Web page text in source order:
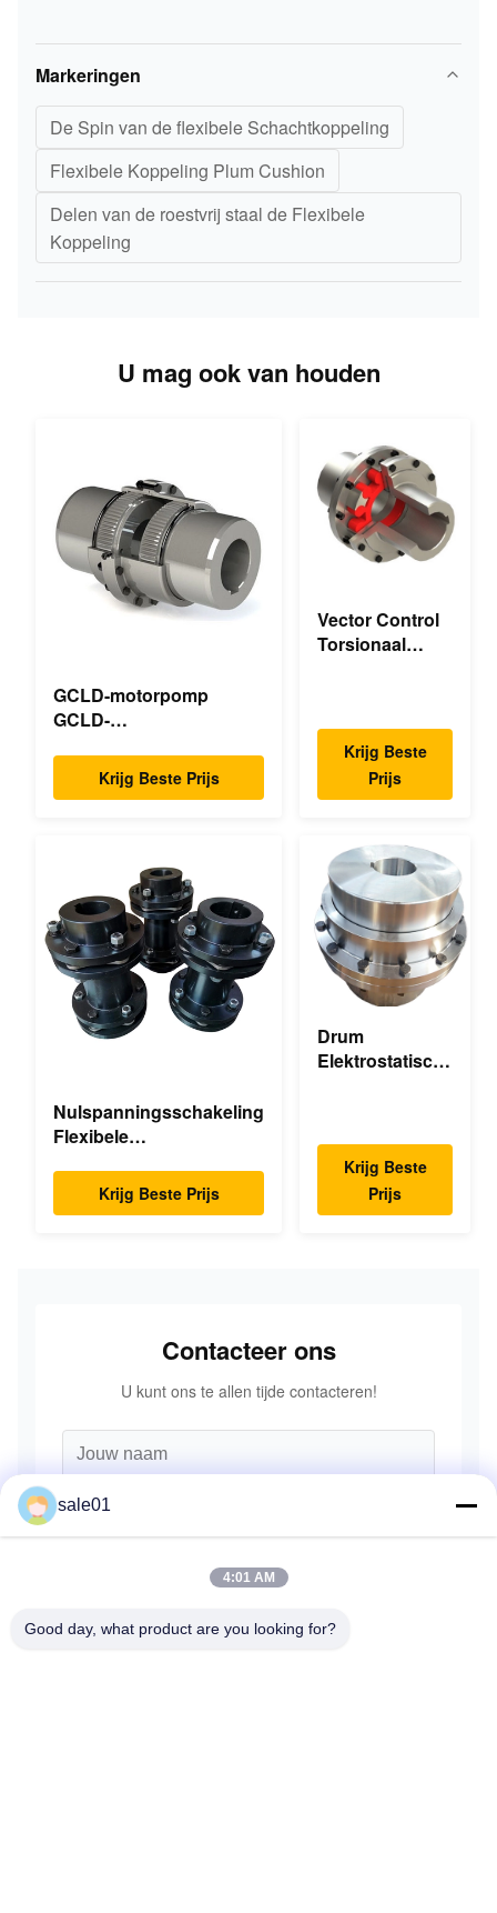
Markeringen
De Spin van de flexibele Schachtkoppeling
Flexibele Koppeling Plum Cushion
Delen van de roestvrij staal de Flexibele
Koppeling
U mag ook van houden
GCLD-motorpomp
GCLD-
op maat 45 2°C
Compacte voetafdruk
Krijg Beste Prijs
Vector Control
Torsionaal
Flexibel
Mechanisch
Krijg Beste
Prijs
Nulspanningsschakeling
Flexibele
Dubbele Schijfpakket
Hoge Snelheid
Krijg Beste Prijs
Drum
Elektrostatisch
nauwkeurigheid
Krijg Beste
Prijs
Contacteer ons
U kunt ons te allen tijde contacteren!
sale01
4:01 AM
Good day, what product are you looking for?